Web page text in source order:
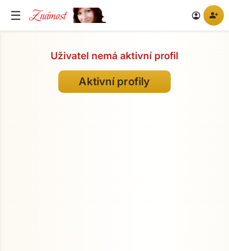
☰ Známost account_circle person_add
Uživatel nemá aktivní profil
Aktivní profily